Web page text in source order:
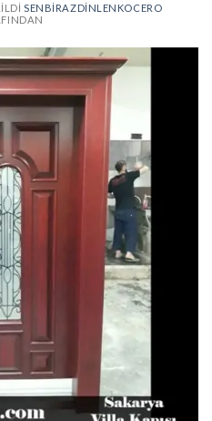
SENBIRAZDINLENKOCERO